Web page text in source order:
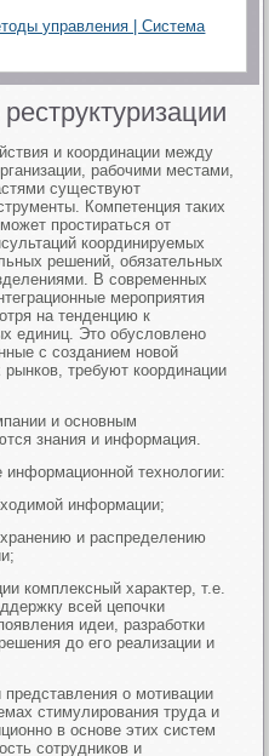
управления | Система
и координации между
рабочими местами,
существуют
Компетенция таких
простираться от
координируемых
решений, обязательных
В современных
мероприятия
на тенденцию к
единиц. Это обусловлено
с созданием новой
требуют координации
и основным
знания и информация.
технологии:
информации;
хранению и распределению
комплексный характер, т.е.
всей цепочки
идеи, разработки
до его реализации и
о мотивации
стимулирования труда и
в основе этих систем
сотрудников и